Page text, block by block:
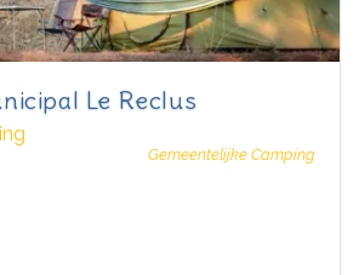
Le Reclus
Gemeentelijke Camping